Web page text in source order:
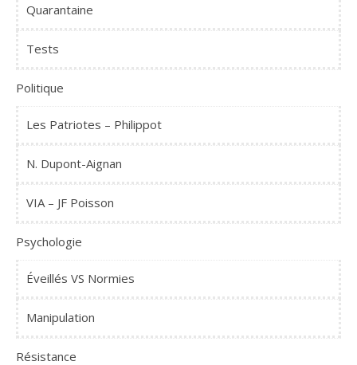
Quarantaine
Tests
Politique
Les Patriotes – Philippot
N. Dupont-Aignan
VIA – JF Poisson
Psychologie
Éveillés VS Normies
Manipulation
Résistance